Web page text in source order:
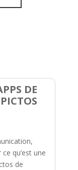
DE
qu’est une
de